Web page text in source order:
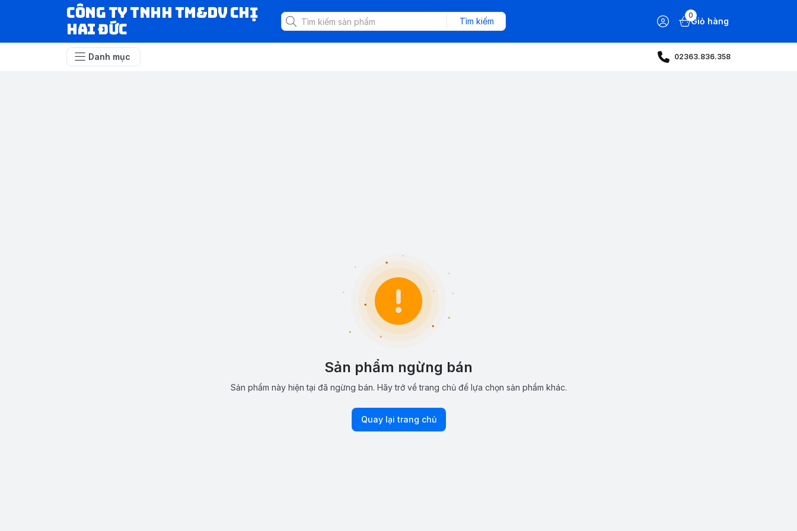
CÔNG TY TNHH TM&DV CHỊ
HAI ĐỨC
Tìm kiếm
0
Giỏ hàng
Danh mục 02363.836.358
Sản phẩm ngừng bán
Sản phẩm này hiện tại đã ngừng bán. Hãy trở về trang chủ để lựa chọn sản phẩm khác.
Quay lại trang chủ